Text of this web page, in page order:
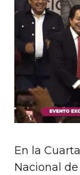
En la
Nacional